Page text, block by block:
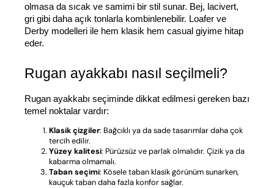
olmasa da sıcak ve samimi bir stil sunar. Bej, lacivert,
gri gibi daha açık tonlarla kombinlenebilir. Loafer ve
Derby modelleri ile hem klasik hem casual giyime hitap
eder.
Rugan ayakkabı nasıl seçilmeli?
Rugan ayakkabı seçiminde dikkat edilmesi gereken bazı
temel noktalar vardır:
Klasik çizgiler: Bağcıklı ya da sade tasarımlar daha çok
tercih edilir.
Yüzey kalitesi: Pürüzsüz ve parlak olmalıdır. Çizik ya da
kabarma olmamalı.
Taban seçimi: Kösele taban klasik görünüm sunarken,
kauçuk taban daha fazla konfor sağlar.